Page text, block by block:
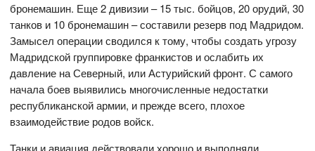
бронемашин. Еще 2 дивизии – 15 тыс. бойцов, 20 орудий, 30
танков и 10 бронемашин – составили резерв под Мадридом.
Замысел операции сводился к тому, чтобы создать угрозу
Мадридской группировке франкистов и ослабить их
давление на Северный, или Астурийский фронт. С самого
начала боев выявились многочисленные недостатки
республиканской армии, и прежде всего, плохое
взаимодействие родов войск.
Танки и авиация действовали хорошо и выполняли